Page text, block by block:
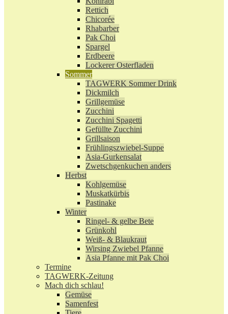
Rettich
Chicorée
Rhabarber
Pak Choi
Spargel
Erdbeere
Lockerer Osterfladen
Sommer
TAGWERK Sommer Drink
Dickmilch
Grillgemüse
Zucchini
Zucchini Spagetti
Gefüllte Zucchini
Grillsaison
Frühlingszwiebel-Suppe
Asia-Gurkensalat
Zwetschgenkuchen anders
Herbst
Kohlgemüse
Muskatkürbis
Pastinake
Winter
Ringel- & gelbe Bete
Grünkohl
Weiß- & Blaukraut
Wirsing Zwiebel Pfanne
Asia Pfanne mit Pak Choi
Termine
TAGWERK-Zeitung
Mach dich schlau!
Gemüse
Samenfest